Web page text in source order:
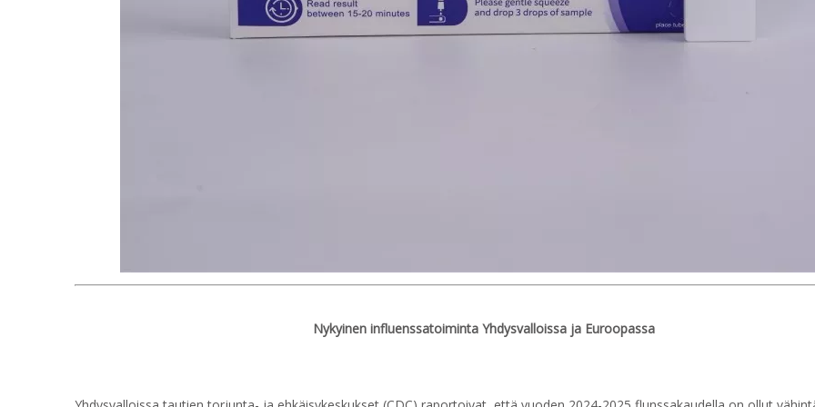
Nykyinen influenssatoiminta Yhdysvalloissa ja Euroopassa